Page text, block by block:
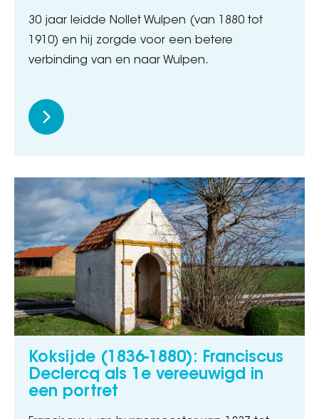
30 jaar leidde Nollet Wulpen (van 1880 tot
1910) en hij zorgde voor een betere
verbinding van en naar Wulpen.
Koksijde (1836-1880): Franciscus
Declercq als 1e vereeuwigd in
een portret